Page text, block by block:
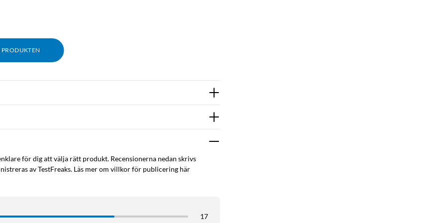
PRODUKTEN
format."
och många enheter är en prioritet.
hastigheter upp till 2403 Mbps på 5 GHz-bandet och
VR-spel och smidig hantering av flera smarta hem-
för dig att välja rätt produkt. Recensionerna nedan skrivs
av TestFreaks. Läs mer om villkor för publicering här
17